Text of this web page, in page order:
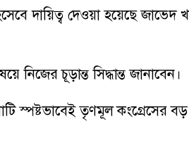
দায়িত্ব দেওয়া হয়েছে জাভেদ
চূড়ান্ত সিদ্ধান্ত জানাবেন।
স্পষ্টভাবেই তৃণমূল কংগ্রেসের